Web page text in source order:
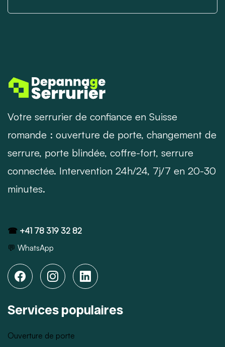
Votre serrurier de confiance en Suisse
romande : ouverture de porte, changement de
serrure, porte blindée, coffre-fort, serrure
connectée. Intervention 24h/24, 7j/7 en 20-30
minutes.
☎ +41 78 319 32 82
💬 WhatsApp
Services populaires
Ouverture de porte